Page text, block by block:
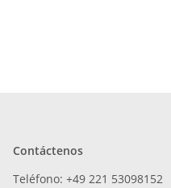
Contáctenos
Teléfono: +49 221 53098152